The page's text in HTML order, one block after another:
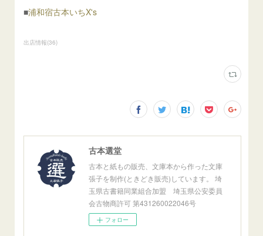
■浦和宿古本いちX's
出店情報(36)
古本選堂
古本と紙もの販売、文庫本から作った文庫
張子を制作(ときどき販売)しています。 埼
玉県古書籍同業組合加盟 埼玉県公安委員
会古物商許可 第431260022046号
フォロー